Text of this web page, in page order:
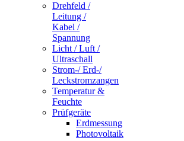
Drehfeld /
Leitung /
Kabel /
Spannung
Licht / Luft /
Ultraschall
Strom-/ Erd-/
Leckstromzangen
Temperatur &
Feuchte
Prüfgeräte
Erdmessung
Photovoltaik